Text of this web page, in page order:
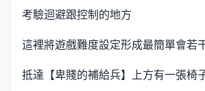
考驗迴避跟控制的地方
這裡將遊戲難度設定形成最簡單會若
抵達【卑賤的補給兵】上方有一張椅